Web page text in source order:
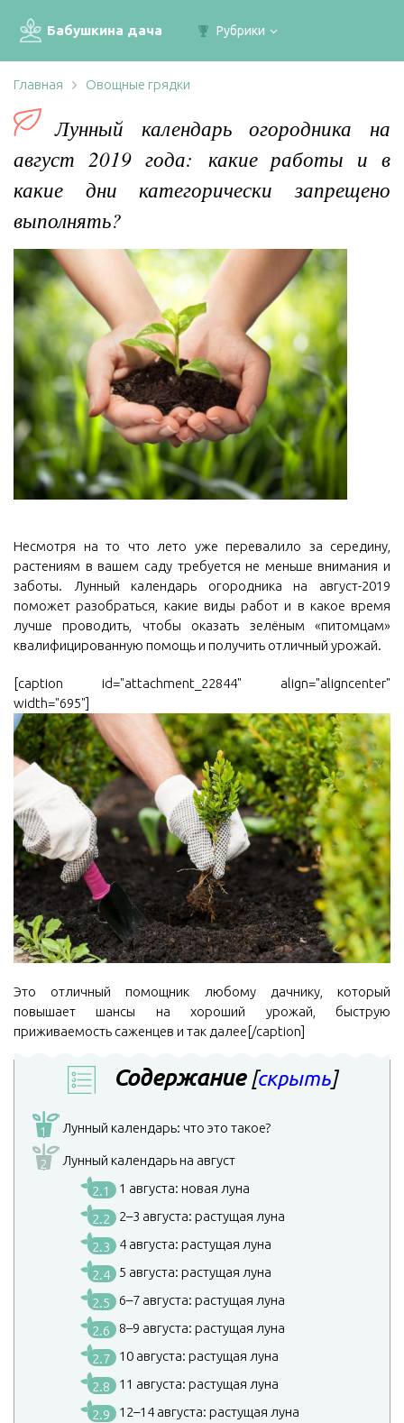
Бабушкина дача Рубрики
Главная Овощные грядки
Лунный календарь огородника на
август 2019 года: какие работы и в
какие дни категорически запрещено
выполнять?
Несмотря на то что лето уже перевалило за середину,
растениям в вашем саду требуется не меньше внимания и
заботы. Лунный календарь огородника на август-2019
поможет разобраться, какие виды работ и в какое время
лучше проводить, чтобы оказать зелёным «питомцам»
квалифицированную помощь и получить отличный урожай.
[caption id="attachment_22844" align="aligncenter"
width="695"]
Это отличный помощник любому дачнику, который
повышает шансы на хороший урожай, быструю
приживаемость саженцев и так далее[/caption]
Содержание [скрыть]
1 Лунный календарь: что это такое?
2
Лунный календарь на август
2.1 1 августа: новая луна
2.2 2–3 августа: растущая луна
2.3 4 августа: растущая луна
2.4 5 августа: растущая луна
2.5 6–7 августа: растущая луна
2.6 8–9 августа: растущая луна
2.7 10 августа: растущая луна
2.8 11 августа: растущая луна
2.9 12–14 августа: растущая луна